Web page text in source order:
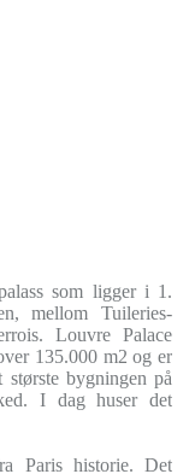
som ligger i 1.
mellom Tuileries-
Louvre Palace
135.000 m2 og er
største bygningen på
I dag huser det
Paris historie. Det